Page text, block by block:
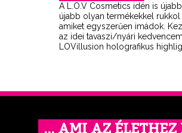
A L.O.V Cosmetics idén is
újabb olyan termékekkel
amiket egyszerűen imádok.
az idei tavaszi/nyári
LOVillusion holografikus
… AMI AZ ÉLETHEZ